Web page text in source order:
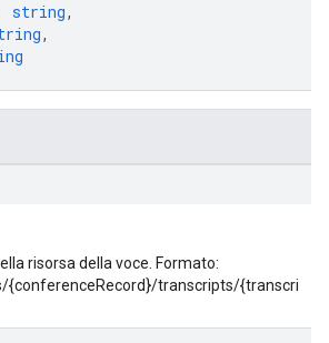
string,
,
risorsa della voce. Formato:
{conferenceRecord}/transcripts/{transcri